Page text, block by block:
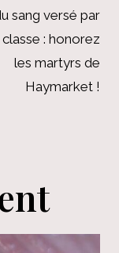
sang versé par
: honorez
les martyrs de
Haymarket !